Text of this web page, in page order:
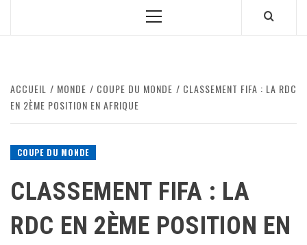
Menu
ACCUEIL MONDE COUPE DU MONDE
CLASSEMENT FIFA : LA RDC
EN 2ÈME POSITION EN AFRIQUE
COUPE DU MONDE
CLASSEMENT FIFA : LA
RDC EN 2ÈME POSITION EN